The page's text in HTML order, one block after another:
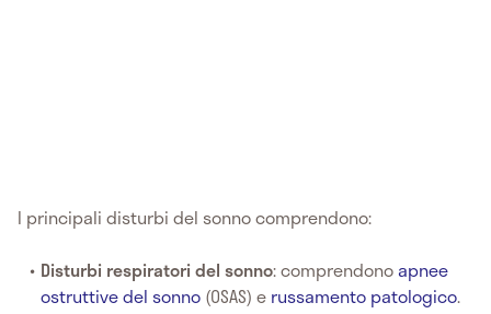
I principali disturbi del sonno comprendono:
Disturbi respiratori del sonno: comprendonoapnee
ostruttive del sonno (OSAS) e russamento patologico.